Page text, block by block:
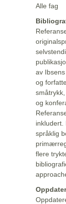
Alle fag
av
og
og
inkludert.
språklig
flere